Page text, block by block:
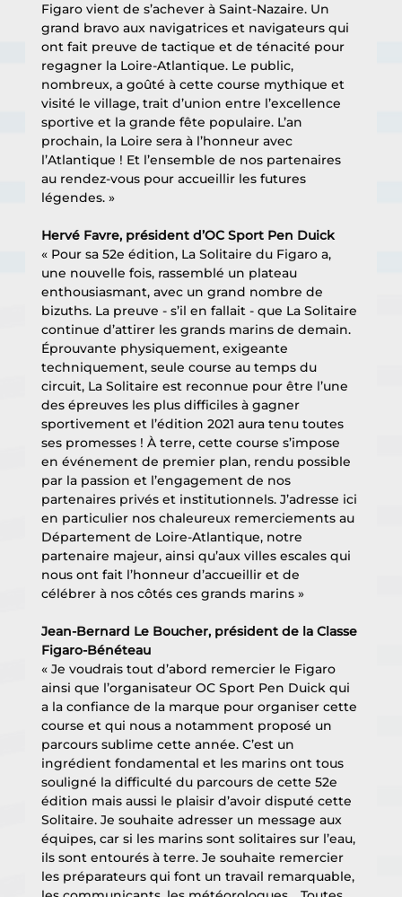
Figaro vient de s’achever à Saint-Nazaire. Un
grand bravo aux navigatrices et navigateurs qui
ont fait preuve de tactique et de ténacité pour
regagner la Loire-Atlantique. Le public,
nombreux, a goûté à cette course mythique et
visité le village, trait d’union entre l’excellence
sportive et la grande fête populaire. L’an
prochain, la Loire sera à l’honneur avec
l’Atlantique ! Et l’ensemble de nos partenaires
au rendez-vous pour accueillir les futures
légendes. »
Hervé Favre, président d’OC Sport Pen Duick
« Pour sa 52e édition, La Solitaire du Figaro a,
une nouvelle fois, rassemblé un plateau
enthousiasmant, avec un grand nombre de
bizuths. La preuve - s’il en fallait - que La Solitaire
continue d’attirer les grands marins de demain.
Éprouvante physiquement, exigeante
techniquement, seule course au temps du
circuit, La Solitaire est reconnue pour être l’une
des épreuves les plus difficiles à gagner
sportivement et l’édition 2021 aura tenu toutes
ses promesses ! À terre, cette course s’impose
en événement de premier plan, rendu possible
par la passion et l’engagement de nos
partenaires privés et institutionnels. J’adresse ici
en particulier nos chaleureux remerciements au
Département de Loire-Atlantique, notre
partenaire majeur, ainsi qu’aux villes escales qui
nous ont fait l’honneur d’accueillir et de
célébrer à nos côtés ces grands marins »
Jean-Bernard Le Boucher, président de la Classe
Figaro-Bénéteau
« Je voudrais tout d’abord remercier le Figaro
ainsi que l’organisateur OC Sport Pen Duick qui
a la confiance de la marque pour organiser cette
course et qui nous a notamment proposé un
parcours sublime cette année. C’est un
ingrédient fondamental et les marins ont tous
souligné la difficulté du parcours de cette 52e
édition mais aussi le plaisir d’avoir disputé cette
Solitaire. Je souhaite adresser un message aux
équipes, car si les marins sont solitaires sur l’eau,
ils sont entourés à terre. Je souhaite remercier
les préparateurs qui font un travail remarquable,